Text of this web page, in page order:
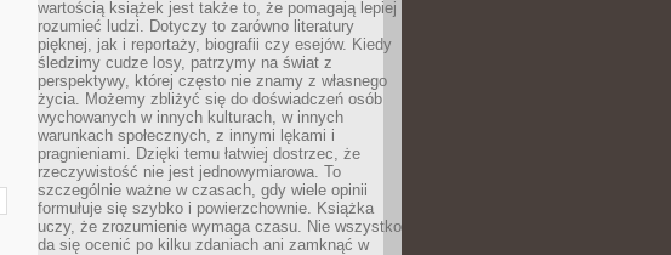
wartością książek jest także to, że pomagają lepiej
rozumieć ludzi. Dotyczy to zarówno literatury
pięknej, jak i reportaży, biografii czy esejów. Kiedy
śledzimy cudze losy, patrzymy na świat z
perspektywy, której często nie znamy z własnego
życia. Możemy zbliżyć się do doświadczeń osób
wychowanych w innych kulturach, w innych
warunkach społecznych, z innymi lękami i
pragnieniami. Dzięki temu łatwiej dostrzec, że
rzeczywistość nie jest jednowymiarowa. To
szczególnie ważne w czasach, gdy wiele opinii
formułuje się szybko i powierzchownie. Książka
uczy, że zrozumienie wymaga czasu. Nie wszystko
da się ocenić po kilku zdaniach ani zamknąć w